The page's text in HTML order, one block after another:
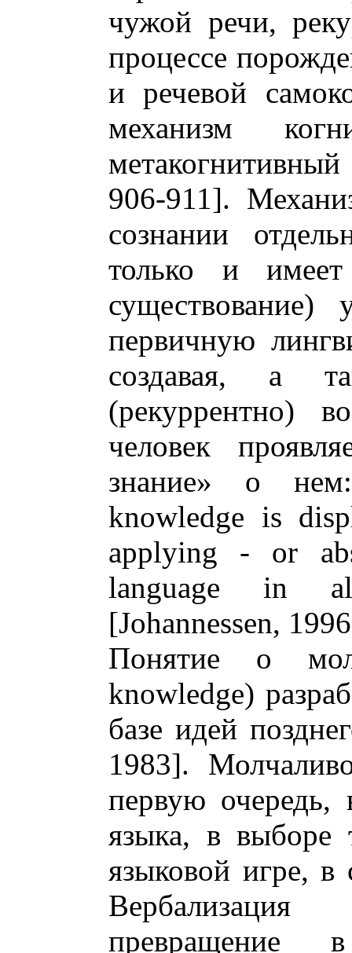
чужой речи,
процессе
и речевой
механизм
906-911].
сознании
только и имеет
существование)
первичную
создавая, а
(рекуррентно)
человек
знание» о
knowledge is
applying - or
language in
[Johannessen,
Понятие о
knowledge)
базе идей
1983].
первую очередь,
языка, в
языковой игре,
превращение